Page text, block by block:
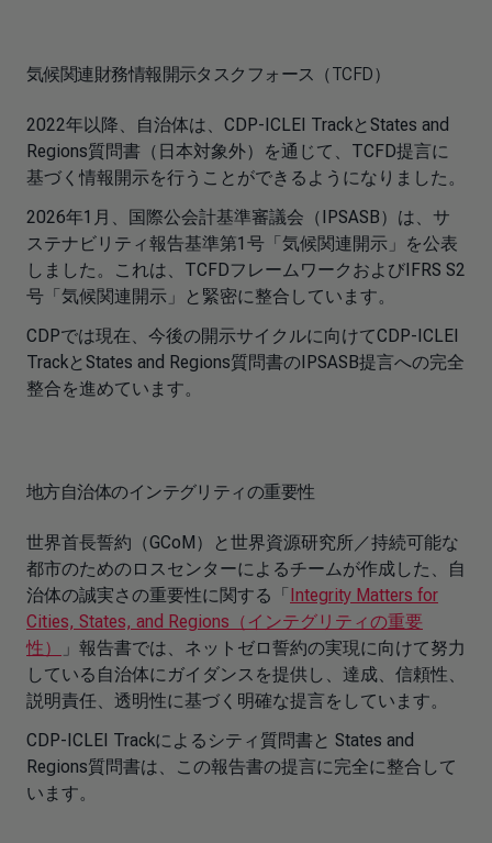
気候関連財務情報開示タスクフォース（TCFD）
2022年以降、自治体は、CDP-ICLEI TrackとStates and
Regions質問書（日本対象外）を通じて、TCFD提言に
基づく情報開示を行うことができるようになりました。
2026年1月、国際公会計基準審議会（IPSASB）は、サ
ステナビリティ報告基準第1号「気候関連開示」を公表
しました。これは、TCFDフレームワークおよびIFRS S2
号「気候関連開示」と緊密に整合しています。
CDPでは現在、今後の開示サイクルに向けてCDP-ICLEI
TrackとStates and Regions質問書のIPSASB提言への完全
整合を進めています。
地方自治体のインテグリティの重要性
世界首長誓約（GCoM）と世界資源研究所／持続可能な
都市のためのロスセンターによるチームが作成した、自
治体の誠実さの重要性に関する「Integrity Matters for
Cities, States, and Regions（インテグリティの重要
性）
」報告書では、ネットゼロ誓約の実現に向けて努力
している自治体にガイダンスを提供し、達成、信頼性、
説明責任、透明性に基づく明確な提言をしています。
CDP-ICLEI Trackによるシティ質問書と States and
Regions質問書は、この報告書の提言に完全に整合して
います。